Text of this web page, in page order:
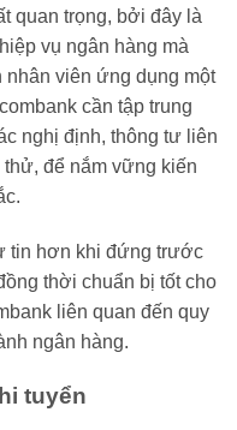
quan trọng, bởi đây là
vụ ngân hàng mà
nhân viên ứng dụng một
cần tập trung
nghị định, thông tư liên
để nắm vững kiến
tin hơn khi đứng trước
thời chuẩn bị tốt cho
liên quan đến quy
ngân hàng.
tuyển